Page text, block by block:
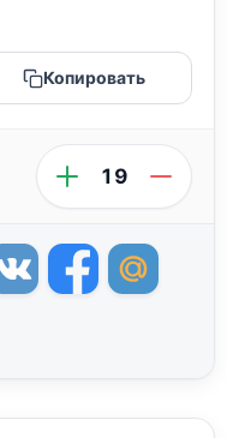
Копировать
19